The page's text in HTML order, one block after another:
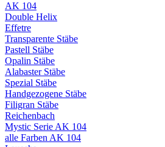
AK 104
Double Helix
Effetre
Transparente Stäbe
Pastell Stäbe
Opalin Stäbe
Alabaster Stäbe
Spezial Stäbe
Handgezogene Stäbe
Filigran Stäbe
Reichenbach
Mystic Serie AK 104
alle Farben AK 104